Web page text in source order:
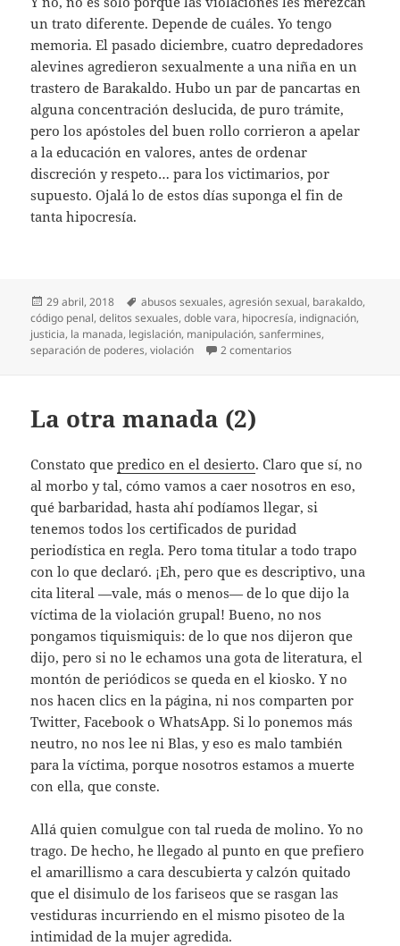
un trato diferente. Depende de cuáles. Yo tengo
memoria. El pasado diciembre, cuatro depredadores
alevines agredieron sexualmente a una niña en un
trastero de Barakaldo. Hubo un par de pancartas en
alguna concentración deslucida, de puro trámite,
pero los apóstoles del buen rollo corrieron a apelar
a la educación en valores, antes de ordenar
discreción y respeto… para los victimarios, por
supuesto. Ojalá lo de estos días suponga el fin de
tanta hipocresía.
Publicado
el
29 abril, 2018 Etiquetas
abusos sexuales,agresión sexual, barakaldo,
código penal,delitos sexuales,doble vara, hipocresía, indignación,
justicia, la manada, legislación, manipulación,sanfermines,
separación de poderes,violación 2 comentarios
La otra manada (2)
Constato quepredico en el desierto. Claro que sí, no
al morbo y tal, cómo vamos a caer nosotros en eso,
qué barbaridad, hasta ahí podíamos llegar, si
tenemos todos los certificados de puridad
periodística en regla. Pero toma titular a todo trapo
con lo que declaró. ¡Eh, pero que es descriptivo, una
cita literal —vale, más o menos— de lo que dijo la
víctima de la violación grupal! Bueno, no nos
pongamos tiquismiquis: de lo que nos dijeron que
dijo, pero si no le echamos una gota de literatura, el
montón de periódicos se queda en el kiosko. Y no
nos hacen clics en la página, ni nos comparten por
Twitter, Facebook o WhatsApp. Si lo ponemos más
neutro, no nos lee ni Blas, y eso es malo también
para la víctima, porque nosotros estamos a muerte
con ella, que conste.
Allá quien comulgue con tal rueda de molino. Yo no
trago. De hecho, he llegado al punto en que prefiero
el amarillismo a cara descubierta y calzón quitado
que el disimulo de los fariseos que se rasgan las
vestiduras incurriendo en el mismo pisoteo de la
intimidad de la mujer agredida.